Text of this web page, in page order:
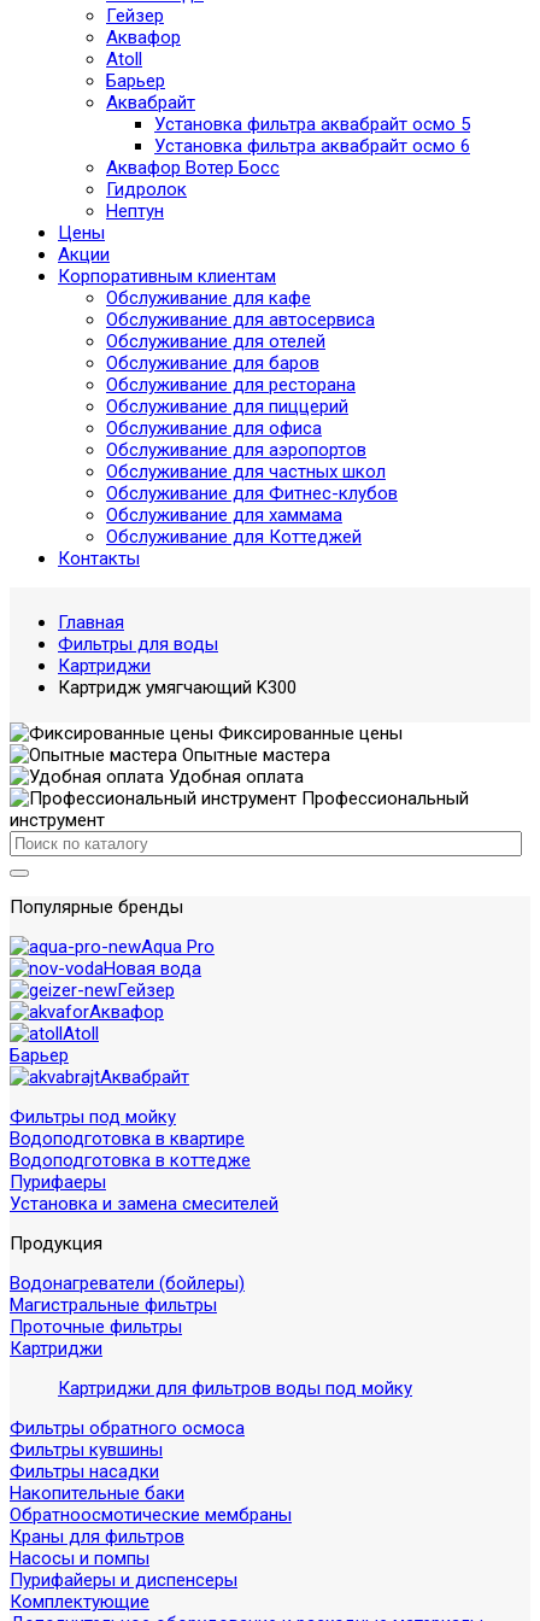
Гейзер
Аквафор
Atoll
Барьер
Аквабрайт
Установка фильтра аквабрайт осмо 5
Установка фильтра аквабрайт осмо 6
Аквафор Вотер Босс
Гидролок
Нептун
Цены
Акции
Корпоративным клиентам
Обслуживание для кафе
Обслуживание для автосервиса
Обслуживание для отелей
Обслуживание для баров
Обслуживание для ресторана
Обслуживание для пиццерий
Обслуживание для офиса
Обслуживание для аэропортов
Обслуживание для частных школ
Обслуживание для Фитнес-клубов
Обслуживание для хаммама
Обслуживание для Коттеджей
Контакты
Главная
Фильтры для воды
Картриджи
Картридж умягчающий K300
Фиксированные цены
Опытные мастера
Удобная оплата
Профессиональный
инструмент
Популярные бренды
Aqua Pro
Новая вода
Гейзер
Аквафор
Atoll
Барьер
Аквабрайт
Фильтры под мойку
Водоподготовка в квартире
Водоподготовка в коттедже
Пурифаеры
Установка и замена смесителей
Продукция
Водонагреватели (бойлеры)
Магистральные фильтры
Проточные фильтры
Картриджи
Картриджи для фильтров воды под мойку
Фильтры обратного осмоса
Фильтры кувшины
Фильтры насадки
Накопительные баки
Обратноосмотические мембраны
Краны для фильтров
Насосы и помпы
Пурифайеры и диспенсеры
Комплектующие